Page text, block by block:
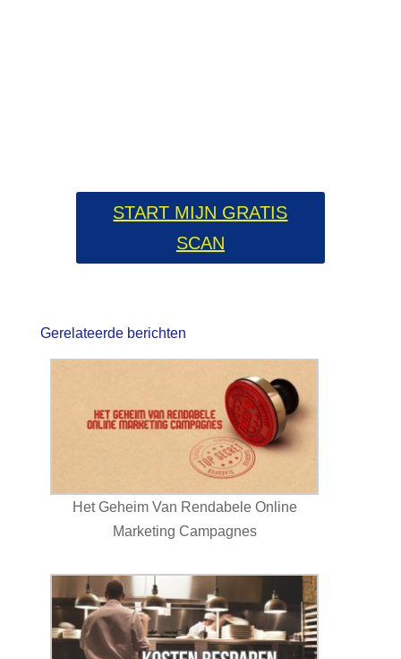
START MIJN GRATIS
SCAN
Gerelateerde berichten
Het Geheim Van Rendabele Online
Marketing Campagnes